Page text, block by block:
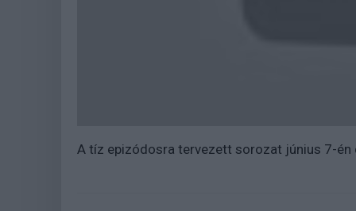
A tíz epizódosra tervezett sorozat június 7-én